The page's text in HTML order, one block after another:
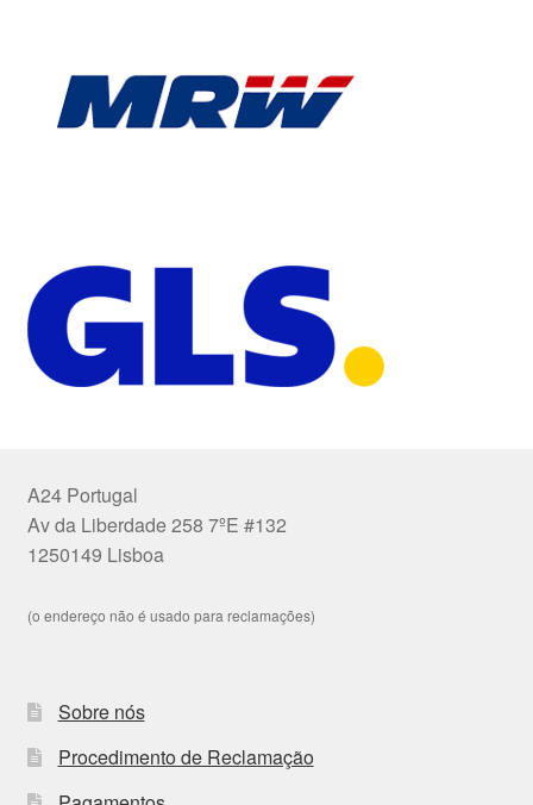
A24 Portugal
Av da Liberdade 258 7ºE #132
1250149 Lisboa
(o endereço não é usado para reclamações)
Sobre nós
Procedimento de Reclamação